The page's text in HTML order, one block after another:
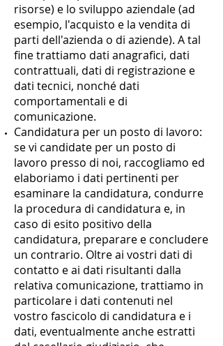
risorse) e lo sviluppo aziendale (ad
esempio, l'acquisto e la vendita di
parti dell'azienda o di aziende). A tal
fine trattiamo dati anagrafici, dati
contrattuali, dati di registrazione e
dati tecnici, nonché dati
comportamentali e di
comunicazione.
Candidatura per un posto di lavoro:
se vi candidate per un posto di
lavoro presso di noi, raccogliamo ed
elaboriamo i dati pertinenti per
esaminare la candidatura, condurre
la procedura di candidatura e, in
caso di esito positivo della
candidatura, preparare e concludere
un contrario. Oltre ai vostri dati di
contatto e ai dati risultanti dalla
relativa comunicazione, trattiamo in
particolare i dati contenuti nel
vostro fascicolo di candidatura e i
dati, eventualmente anche estratti